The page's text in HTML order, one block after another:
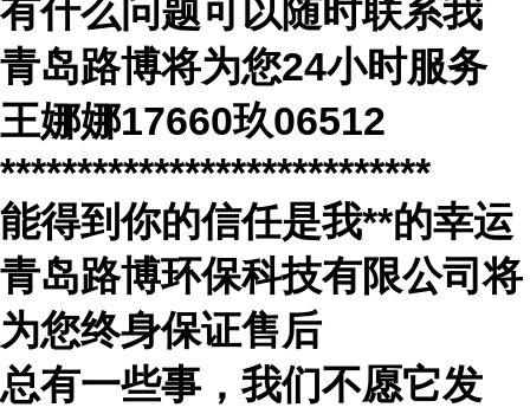
有什么问题可以随时联系我
青岛路博将为您24小时服务
王娜娜17660玖06512
****************************
能得到你的信任是我**的幸运
青岛路博环保科技有限公司将
为您终身保证售后
总有一些事，我们不愿它发